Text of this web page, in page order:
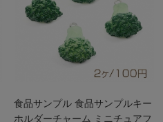
食品サンプル 食品サンプルキー
ホルダーチャーム ミニチュアフ